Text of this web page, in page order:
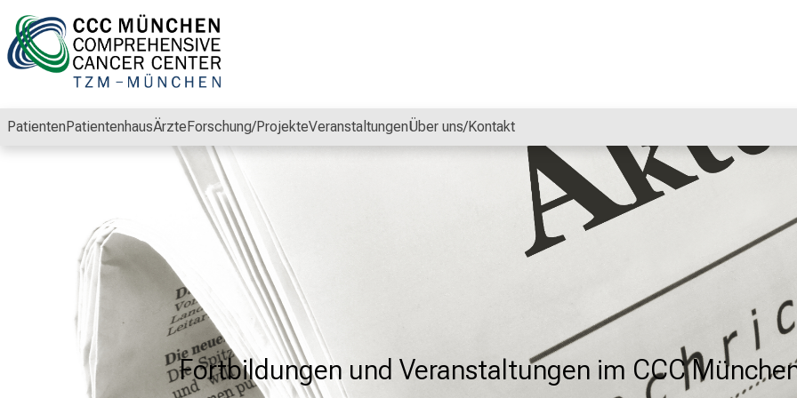
PatientenPatientenhausÄrzteForschung/ProjekteVeranstaltungenÜber uns/Kontakt
Fortbildungen und Veranstaltungen im CCC